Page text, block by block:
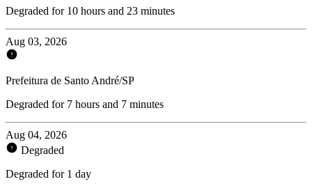
Degraded for 10 hours and 23 minutes
Aug 03, 2026
Prefeitura de Santo André/SP
Degraded for 7 hours and 7 minutes
Aug 04, 2026
Degraded
Degraded for 1 day